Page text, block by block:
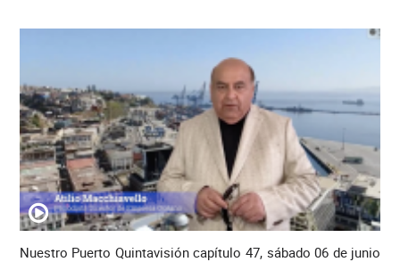
Nuestro Puerto Quintavisión capítulo 47, sábado 06 de junio